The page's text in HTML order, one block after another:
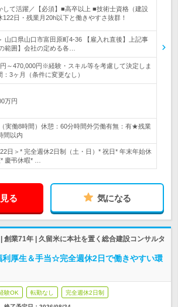
して活躍／【必須】■高卒以上 ■技術士資格（建設
日・残業月20h以下と働きやすさ抜群！
山口県山口市富田原町4-36 【雇入れ直後】上記事
範囲】会社の定める各…
～470,000円※経験・スキル等を考慮して決定しま
3ヶ月（条件に変更なし）
万円
実働8時間）休憩：60分時間外労働有無：有★残業
間以内
日＞* 完全週休2日制（土・日）* 祝日* 年末年始休
慶弔休暇* …
る 気になる
創業71年 | 久留米に本社を置く総合建設コンサルタ
利厚生＆手当☆完全週休2日で働きやすい環
験OK 転勤なし 完全週休2日制